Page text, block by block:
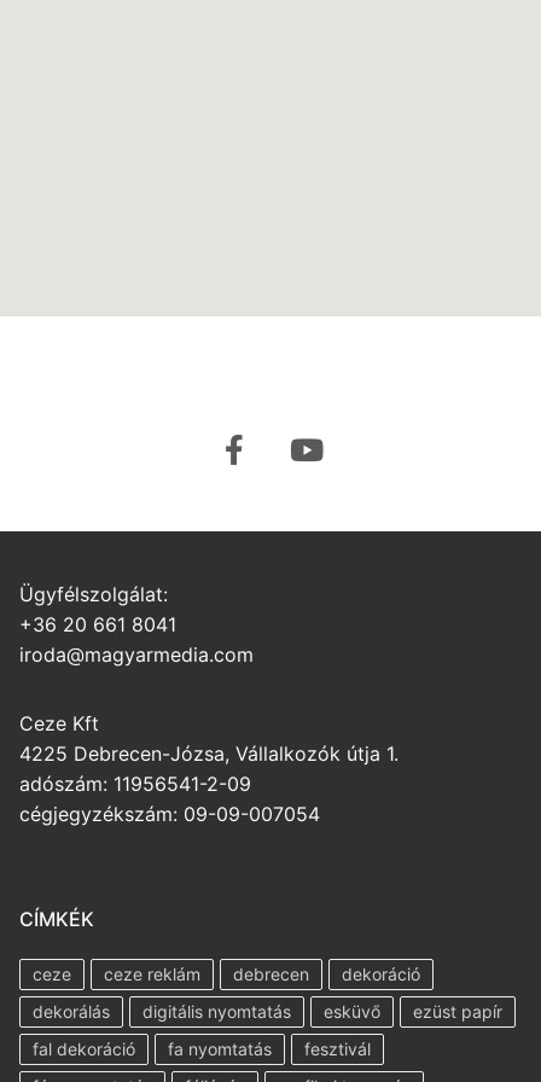
Ügyfélszolgálat:
+36 20 661 8041
iroda@magyarmedia.com
Ceze Kft
4225 Debrecen-Józsa, Vállalkozók útja 1.
adószám: 11956541-2-09
cégjegyzékszám: 09-09-007054
CÍMKÉK
ceze ceze reklám debrecen
dekoráció
dekorálás
digitális nyomtatás esküvő
ezüst papír
fal dekoráció
fa nyomtatás
fesztivál